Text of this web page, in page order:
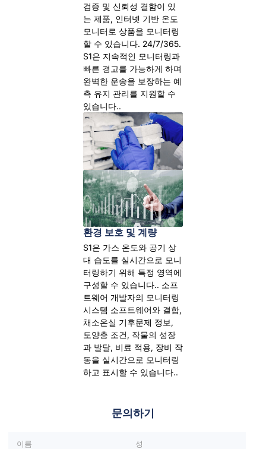
검증 및 신뢰성 결함이 있
는 제품, 인터넷 기반 온도
모니터로 상품을 모니터링
할 수 있습니다. 24/7/365.
S1은 지속적인 모니터링과
빠른 경고를 가능하게 하며
완벽한 운송을 보장하는 예
측 유지 관리를 지원할 수
있습니다..
환경 보호 및 계량
S1은 가스 온도와 공기 상
대 습도를 실시간으로 모니
터링하기 위해 특정 영역에
구성할 수 있습니다.. 소프
트웨어 개발자의 모니터링
시스템 소프트웨어와 결합,
채소온실 기후문제 정보,
토양층 조건, 작물의 성장
과 발달, 비료 적용, 장비 작
동을 실시간으로 모니터링
하고 표시할 수 있습니다..
문의하기